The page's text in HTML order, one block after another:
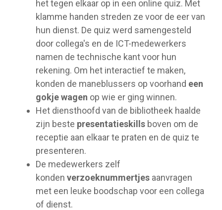
het tegen elkaar op in een online quiz. Met
klamme handen streden ze voor de eer van
hun dienst. De quiz werd samengesteld
door collega's en de ICT-medewerkers
namen de technische kant voor hun
rekening. Om het interactief te maken,
konden de maneblussers op voorhand een
gokje wagen op wie er ging winnen.
Het diensthoofd van de bibliotheek haalde
zijn beste presentatieskills boven om de
receptie aan elkaar te praten en de quiz te
presenteren.
De medewerkers zelf
konden verzoeknummertjes aanvragen
met een leuke boodschap voor een collega
of dienst.